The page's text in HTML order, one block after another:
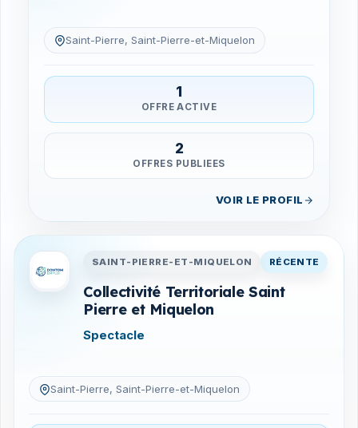
Saint-Pierre, Saint-Pierre-et-Miquelon
1
OFFRE ACTIVE
2
OFFRES PUBLIEES
VOIR LE PROFIL
SAINT-PIERRE-ET-MIQUELON RÉCENTE
Collectivité Territoriale Saint
Pierre et Miquelon
Spectacle
Saint-Pierre, Saint-Pierre-et-Miquelon